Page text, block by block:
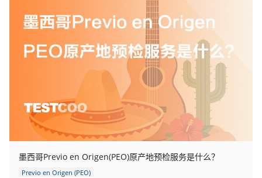
墨西哥Previo en Origen(PEO)原产地预检服务是什么？
Previo en Origen (PEO)